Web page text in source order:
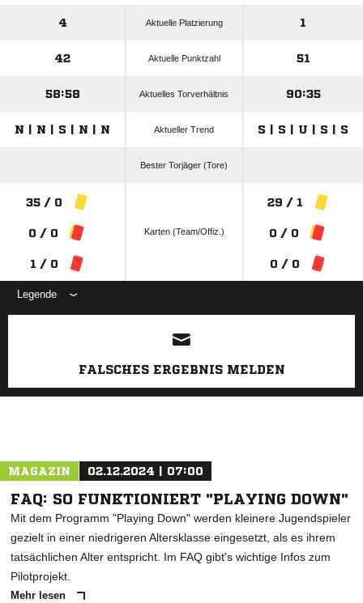
4 Aktuelle Platzierung 1
42 Aktuelle Punktzahl 51
58:58 Aktuelles Torverhältnis 90:35
N | N | S | N | N Aktueller Trend S | S | U | S | S
Bester Torjäger (Tore)
35 / 0
0 / 0
1 / 0
Karten (Team/Offiz.)
29 / 1
0 / 0
0 / 0
Legende
ANZEIGE
FALSCHES ERGEBNIS MELDEN
MAGAZIN 02.12.2024 | 07:00
FAQ: SO FUNKTIONIERT "PLAYING DOWN"
Mit dem Programm "Playing Down" werden kleinere Jugendspieler
gezielt in einer niedrigeren Altersklasse eingesetzt, als es ihrem
tatsächlichen Alter entspricht. Im FAQ gibt's wichtige Infos zum
Pilotprojekt.
Mehr lesen